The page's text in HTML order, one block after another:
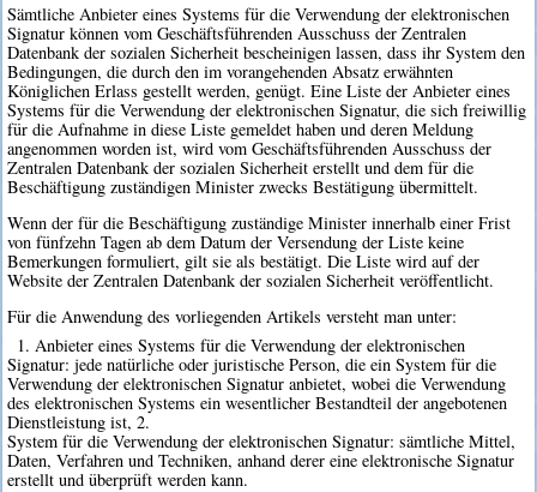
Sämtliche Anbieter eines Systems für die Verwendung der elektronischen
Signatur können vom Geschäftsführenden Ausschuss der Zentralen
Datenbank der sozialen Sicherheit bescheinigen lassen, dass ihr System den
Bedingungen, die durch den im vorangehenden Absatz erwähnten
Königlichen Erlass gestellt werden, genügt. Eine Liste der Anbieter eines
Systems für die Verwendung der elektronischen Signatur, die sich freiwillig
für die Aufnahme in diese Liste gemeldet haben und deren Meldung
angenommen worden ist, wird vom Geschäftsführenden Ausschuss der
Zentralen Datenbank der sozialen Sicherheit erstellt und dem für die
Beschäftigung zuständigen Minister zwecks Bestätigung übermittelt.
Wenn der für die Beschäftigung zuständige Minister innerhalb einer Frist
von fünfzehn Tagen ab dem Datum der Versendung der Liste keine
Bemerkungen formuliert, gilt sie als bestätigt. Die Liste wird auf der
Website der Zentralen Datenbank der sozialen Sicherheit veröffentlicht.
Für die Anwendung des vorliegenden Artikels versteht man unter:
1. Anbieter eines Systems für die Verwendung der elektronischen
Signatur: jede natürliche oder juristische Person, die ein System für die
Verwendung der elektronischen Signatur anbietet, wobei die Verwendung
des elektronischen Systems ein wesentlicher Bestandteil der angebotenen
Dienstleistung ist, 2.
System für die Verwendung der elektronischen Signatur: sämtliche Mittel,
Daten, Verfahren und Techniken, anhand derer eine elektronische Signatur
erstellt und überprüft werden kann.